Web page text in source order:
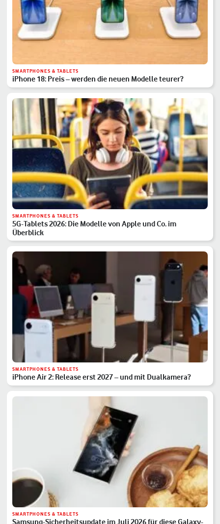
SMARTPHONES & TABLETS
iPhone 18: Preis – werden die neuen Modelle teurer?
SMARTPHONES & TABLETS
5G-Tablets 2026: Die Modelle von Apple und Co. im
Überblick
SMARTPHONES & TABLETS
iPhone Air 2: Release erst 2027 – und mit Dualkamera?
SMARTPHONES & TABLETS
Samsung-Sicherheitsupdate im Juli 2026 für diese Galaxy-